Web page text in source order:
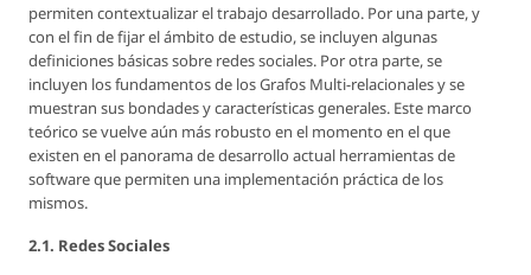
permiten contextualizar el trabajo desarrollado. Por una parte, y
con el fin de fijar el ámbito de estudio, se incluyen algunas
definiciones básicas sobre redes sociales. Por otra parte, se
incluyen los fundamentos de los Grafos Multi-relacionales y se
muestran sus bondades y características generales. Este marco
teórico se vuelve aún más robusto en el momento en el que
existen en el panorama de desarrollo actual herramientas de
software que permiten una implementación práctica de los
mismos.
2.1. Redes Sociales